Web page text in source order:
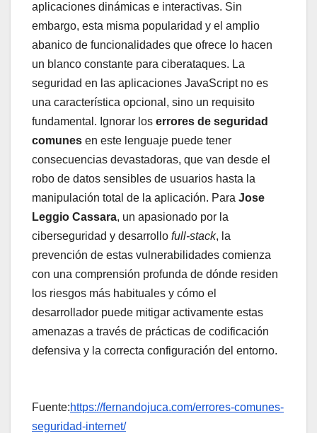
aplicaciones dinámicas e interactivas. Sin
embargo, esta misma popularidad y el amplio
abanico de funcionalidades que ofrece lo hacen
un blanco constante para ciberataques. La
seguridad en las aplicaciones JavaScript no es
una característica opcional, sino un requisito
fundamental. Ignorar los errores de seguridad
comunes en este lenguaje puede tener
consecuencias devastadoras, que van desde el
robo de datos sensibles de usuarios hasta la
manipulación total de la aplicación. Para Jose
Leggio Cassara, un apasionado por la
ciberseguridad y desarrollo full-stack, la
prevención de estas vulnerabilidades comienza
con una comprensión profunda de dónde residen
los riesgos más habituales y cómo el
desarrollador puede mitigar activamente estas
amenazas a través de prácticas de codificación
defensiva y la correcta configuración del entorno.
Fuente:https://fernandojuca.com/errores-comunes-
seguridad-internet/